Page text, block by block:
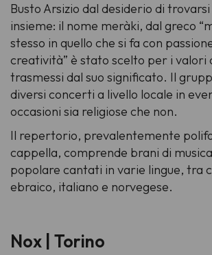
Busto Arsizio dal desiderio di
insieme: il nome meràki, dal greco
stesso in quello che si fa con
creatività” è stato scelto per i valori
trasmessi dal suo significato. Il
diversi concerti a livello locale in
occasioni sia religiose che non.
Il repertorio, prevalentemente
cappella, comprende brani di
popolare cantati in varie lingue, tra
ebraico, italiano e norvegese.
Nox | Torino